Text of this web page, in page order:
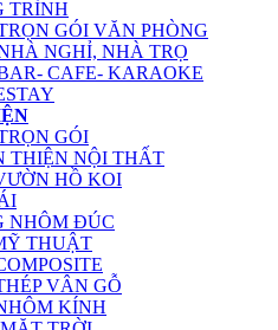
TRÌNH
GÓI VĂN PHÒNG
NGHỈ, NHÀ TRỌ
CAFE- KARAOKE
GÓI
THIỆN NỘI THẤT
HỒ KOI
NHÔM ĐÚC
THUẬT
VÂN GỖ
KÍNH